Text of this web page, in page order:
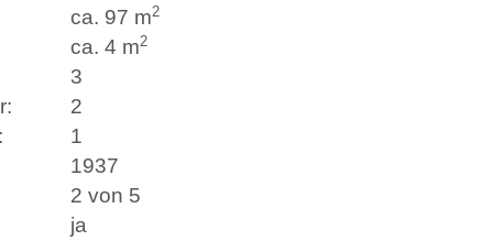
ca. 97 m2
ca. 4 m2
3
2
1
1937
2 von 5
ja